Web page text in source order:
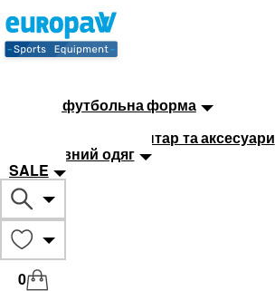
Дитяча футбольна форма
Тренувальний інвентар та аксесуари
Спортивний одяг
SALE
0